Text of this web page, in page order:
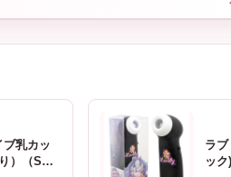
ブ乳カッ
）（SW-
ラ
ッ